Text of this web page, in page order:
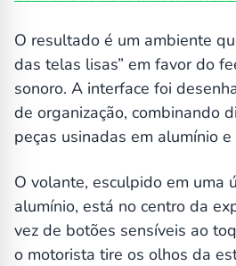
O resultado é um ambiente
das telas lisas” em favor do
sonoro. A interface foi
de organização, combinando
peças usinadas em alumínio e
O volante, esculpido em uma
alumínio, está no centro da
vez de botões sensíveis ao
o motorista tire os olhos da